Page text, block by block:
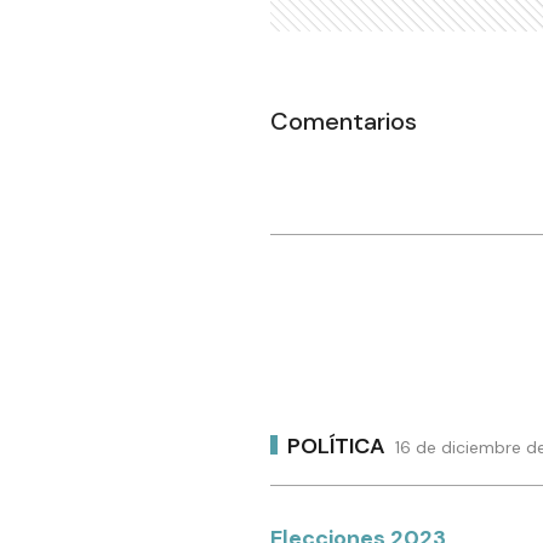
Comentarios
POLÍTICA 16 de diciembre